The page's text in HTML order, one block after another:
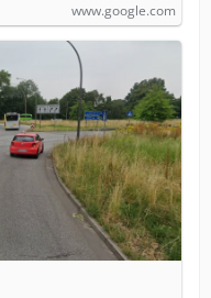
www.google.com